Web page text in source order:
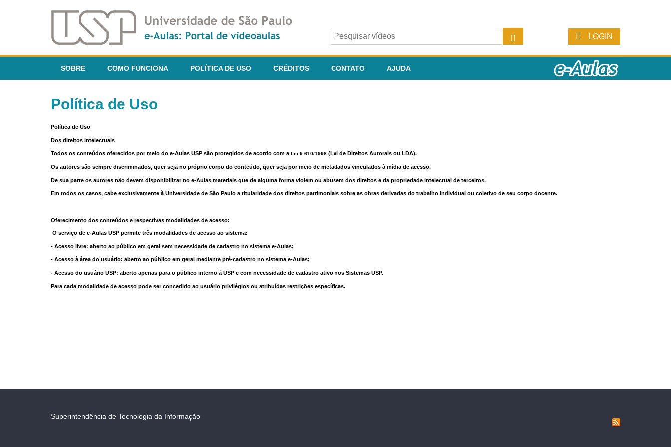
LOGIN
SOBRE COMO FUNCIONA POLÍTICA DE USO CRÉDITOS CONTATO AJUDA
Política de Uso
Política de Uso
Dos direitos intelectuais
Todos os conteúdos oferecidos por meio do e-Aulas USP são protegidos de acordo com a Lei 9.610/1998 (Lei de Direitos Autorais ou LDA).
Os autores são sempre discriminados, quer seja no próprio corpo do conteúdo, quer seja por meio de metadados vinculados à mídia de acesso.
De sua parte os autores não devem disponibilizar no e-Aulas materiais que de alguma forma violem ou abusem dos direitos e da propriedade intelectual de terceiros.
Em todos os casos, cabe exclusivamente à Universidade de São Paulo a titularidade dos direitos patrimoniais sobre as obras derivadas do trabalho individual ou coletivo de seu corpo docente.
Oferecimento dos conteúdos e respectivas modalidades de acesso:
O serviço de e-Aulas USP permite três modalidades de acesso ao sistema:
- Acesso livre: aberto ao público em geral sem necessidade de cadastro no sistema e-Aulas;
- Acesso à área do usuário: aberto ao público em geral mediante pré-cadastro no sistema e-Aulas;
- Acesso do usuário USP: aberto apenas para o público interno à USP e com necessidade de cadastro ativo nos Sistemas USP.
Para cada modalidade de acesso pode ser concedido ao usuário privilégios ou atribuídas restrições específicas.
Superintendência de Tecnologia da Informação